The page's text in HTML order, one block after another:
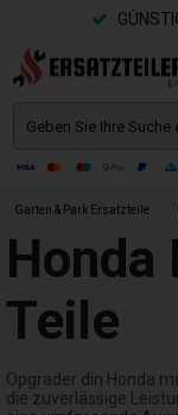
Garten & Park Ersatzteile
Honda
Teile
Opgrader din Honda
die zuverlässige